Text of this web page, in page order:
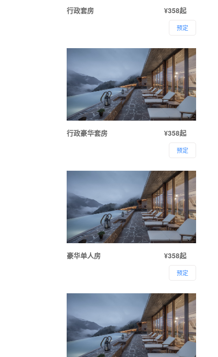
行政套房 ¥358起
预定
行政豪华套房 ¥358起
预定
豪华单人房 ¥358起
预定